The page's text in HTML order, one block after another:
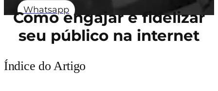
Whatsapp
Como engajar e fidelizar
seu público na internet
Índice do Artigo